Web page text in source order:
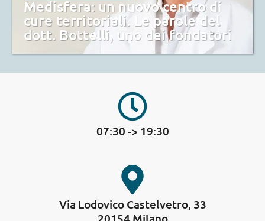
Medisfera: un nuovo centro di
cure territoriali. Le parole del
dott. Bottelli, uno dei fondatori
07:30 -> 19:30
Via Lodovico Castelvetro, 33